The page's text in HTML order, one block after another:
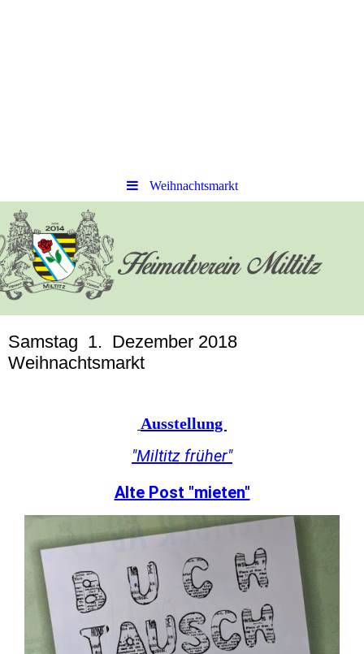
Weihnachtsmarkt
Samstag 1. Dezember 2018
Weihnachtsmarkt
Ausstellung
"Miltitz früher"
Alte Post "mieten"